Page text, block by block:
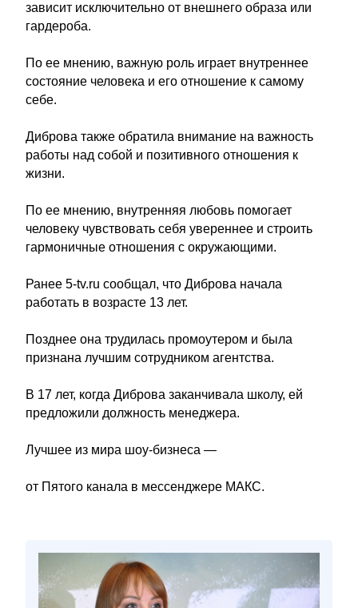
зависит исключительно от внешнего образа или
гардероба.
По ее мнению, важную роль играет внутреннее
состояние человека и его отношение к самому
себе.
Диброва также обратила внимание на важность
работы над собой и позитивного отношения к
жизни.
По ее мнению, внутренняя любовь помогает
человеку чувствовать себя увереннее и строить
гармоничные отношения с окружающими.
Ранее 5-tv.ru сообщал, что Диброва начала
работать в возрасте 13 лет.
Позднее она трудилась промоутером и была
признана лучшим сотрудником агентства.
В 17 лет, когда Диброва заканчивала школу, ей
предложили должность менеджера.
Лучшее из мира шоу-бизнеса —
от Пятого канала в мессенджере МАКС.